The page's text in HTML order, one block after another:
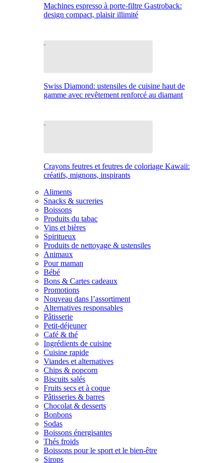
Machines espresso à porte-filtre Gastroback:
design compact, plaisir illimité
Swiss Diamond: ustensiles de cuisine haut de
gamme avec revêtement renforcé au diamant
Crayons feutres et feutres de coloriage Kawaii:
créatifs, mignons, inspirants
Aliments
Snacks & sucreries
Boissons
Produits du tabac
Vins et bières
Spiritueux
Produits de nettoyage & ustensiles
Animaux
Pour maman
Bébé
Bons & Cartes cadeaux
Promotions
Nouveau dans l’assortiment
Alternatives responsables
Pâtisserie
Petit-déjeuner
Café & thé
Ingrédients de cuisine
Cuisine rapide
Viandes et alternatives
Chips & popcorn
Biscuits salés
Fruits secs et à coque
Pâtisseries & barres
Chocolat & desserts
Bonbons
Sodas
Boissons énergisantes
Thés froids
Boissons pour le sport et le bien-être
Sirops